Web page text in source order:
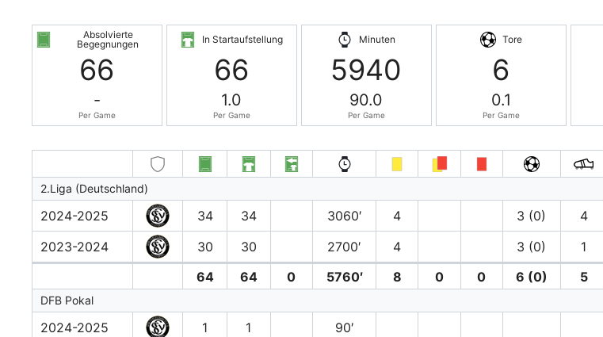
Absolvierte
Begegnungen
66
-
Per Game
In Startaufstellung
66
1.0
Per Game
Minuten
5940
90.0
Per Game
Tore
6
0.1
Per Game
2.Liga (Deutschland)
2024-2025 34 34 3060′ 4 3 (0) 4
2023-2024 30 30 2700′ 4 3 (0) 1
64 64 0 5760′ 8 0 0 6 (0) 5
DFB Pokal
2024-2025 1 1 90′